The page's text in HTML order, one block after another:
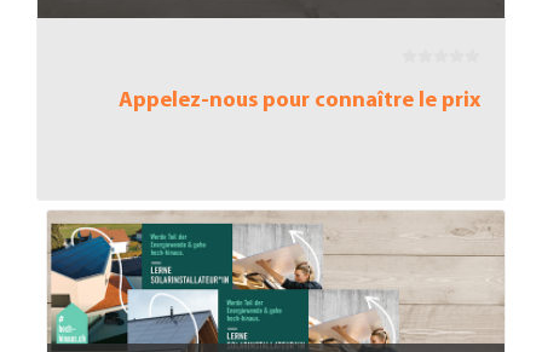
Appelez-nous pour connaître le prix